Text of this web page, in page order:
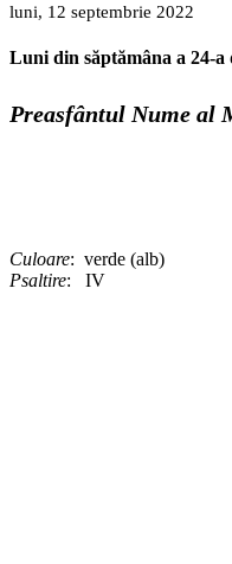
luni, 12 septembrie 2022
Luni din săptămâna a 24-a
Preasfântul Nume al
Culoare: verde (alb)
Psaltire: IV